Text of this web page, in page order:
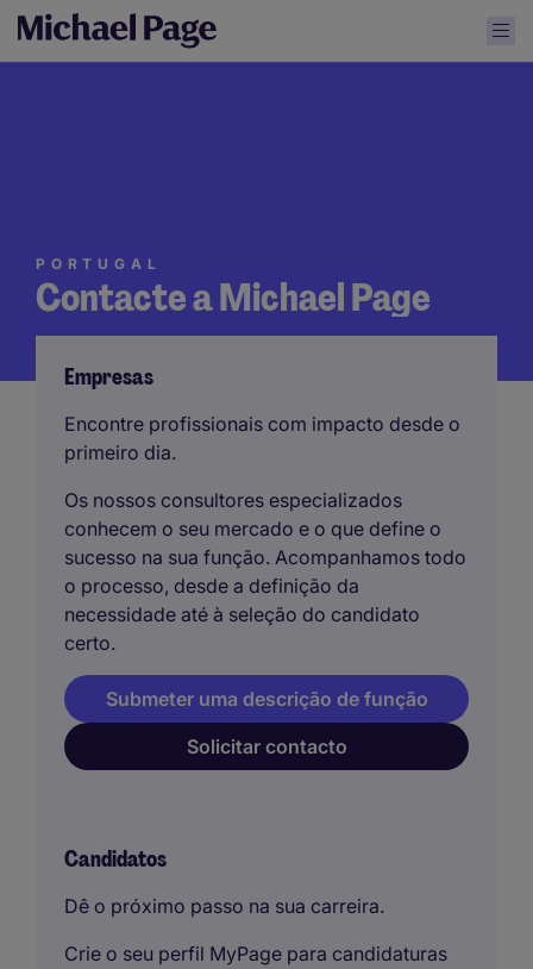
Contacte a Michael Page
PORTUGAL
Empresas
Encontre profissionais com impacto desde o
primeiro dia.
Os nossos consultores especializados
conhecem o seu mercado e o que define o
sucesso na sua função. Acompanhamos todo
o processo, desde a definição da
necessidade até à seleção do candidato
certo.
Solicitar contacto
Submeter uma descrição de função
Candidatos
Dê o próximo passo na sua carreira.
Crie o seu perfil MyPage para candidaturas